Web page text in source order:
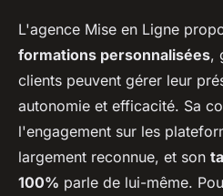
L'agence Mise en Ligne
formations personnalisées,
clients peuvent gérer leur
autonomie et efficacité. Sa
l'engagement sur les
largement reconnue, et son
100% parle de lui-même.